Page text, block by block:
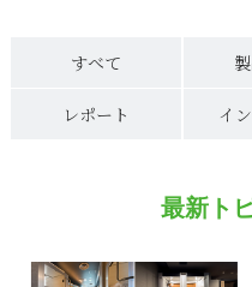
すべて
レポート イ
最新ト